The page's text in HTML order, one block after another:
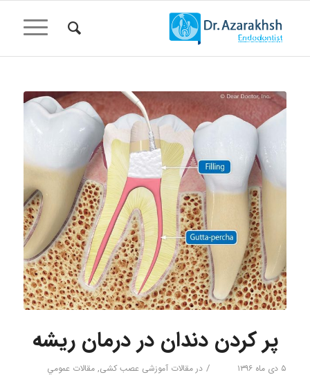
پر کردن دندان در درمان ریشه
۵ دی ماه ۱۳۹۶ / در مقالات آموزشی عصب کشی, مقالات عمومي